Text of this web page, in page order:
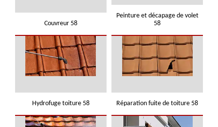
Couvreur 58
Peinture et décapage de volet
58
Hydrofuge toiture 58 Réparation fuite de toiture 58